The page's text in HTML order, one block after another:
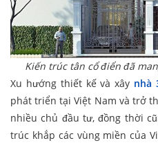
Kiến trúc tân cổ điển đã
Xu hướng thiết kế và xây nhà
phát triển tại Việt Nam và trở
nhiều chủ đầu tư, đồng thời
trúc khắp các vùng miền của